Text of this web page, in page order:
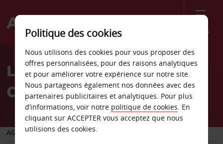
Menu
Welcome
AvisLocation de voiture
Caroline Springs
AGENCE DE DÉPART
Politique des cookies
Nous utilisons des cookies pour vous proposer des
offres personnalisées, pour des raisons analytiques
et pour améliorer votre expérience sur notre site.
Nous partageons également nos données avec des
partenaires publicitaires et analytiques. Pour plus
d’informations, voir notre politique de cookies. En
cliquant sur ACCEPTER vous acceptez que nous
utilisions des cookies.